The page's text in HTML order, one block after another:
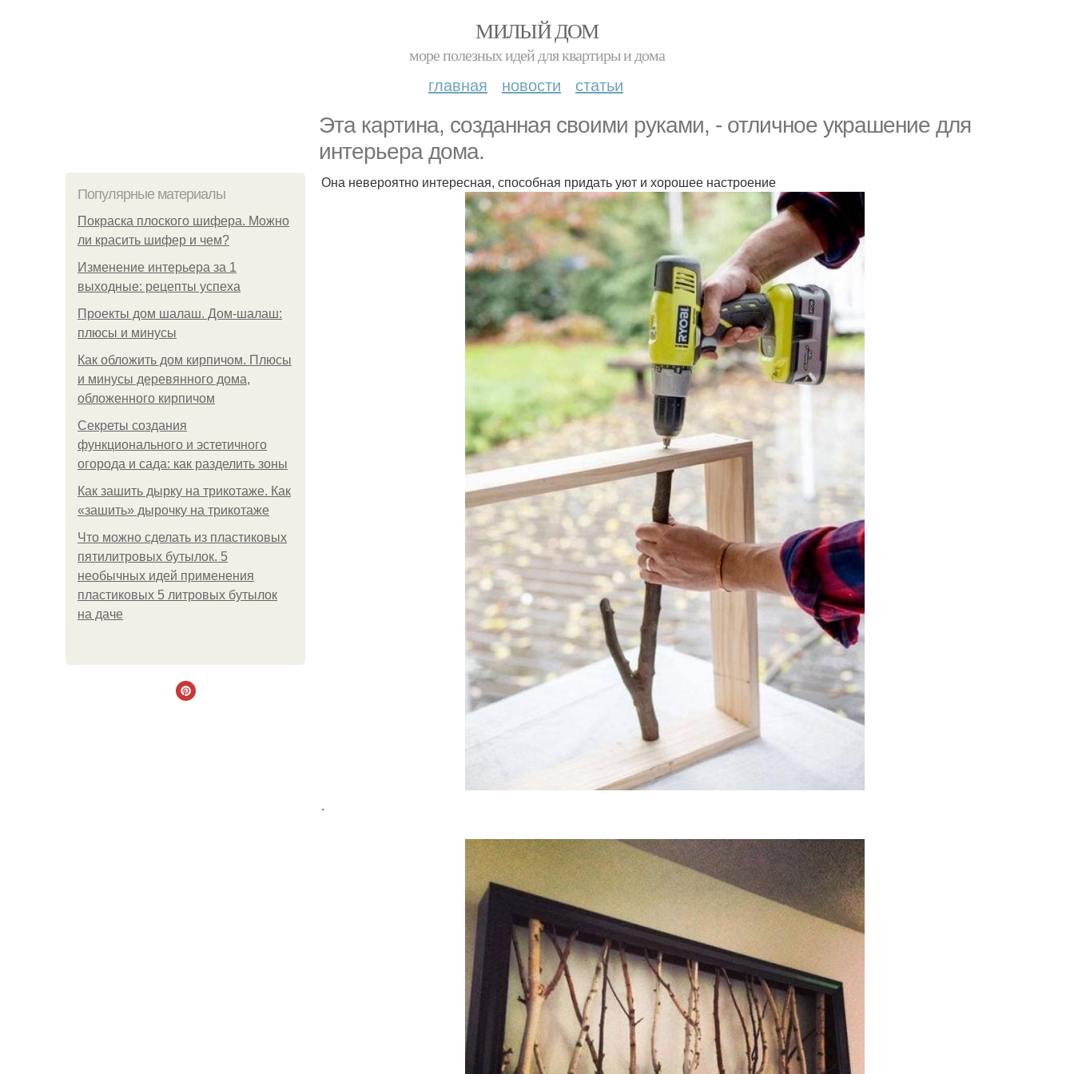
МИЛЫЙ ДОМ
море полезных идей для квартиры и дома
главная новости статьи
Эта картина, созданная своими руками, - отличное украшение для
интерьера дома.
Популярные материалы
Покраска плоского шифера. Можно
ли красить шифер и чем?
Изменение интерьера за 1
выходные: рецепты успеха
Проекты дом шалаш. Дом-шалаш:
плюсы и минусы
Как обложить дом кирпичом. Плюсы
и минусы деревянного дома,
обложенного кирпичом
Секреты создания
функционального и эстетичного
огорода и сада: как разделить зоны
Как зашить дырку на трикотаже. Как
«зашить» дырочку на трикотаже
Что можно сделать из пластиковых
пятилитровых бутылок. 5
необычных идей применения
пластиковых 5 литровых бутылок
на даче
Она невероятно интересная, способная придать уют и хорошее настроение
.